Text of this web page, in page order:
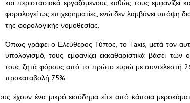
και περιστασιακά εργαζόμενους καθώς τους εμφανίζει
φορολογεί ως επιχειρηματίες, ενώ δεν λαμβάνει υπόψη
της φορολογικής νομοθεσίας.
Όπως γράφει ο Ελεύθερος Τύπος, το Taxis, μετά τον
υπολογισμό, τους εμφανίζει εκκαθαριστικά βάσει των
τους ζητά φόρους από το πρώτο ευρώ με συντελεστή
προκαταβολή 75%.
ένα μικρό εισόδημα είτε από κάποια